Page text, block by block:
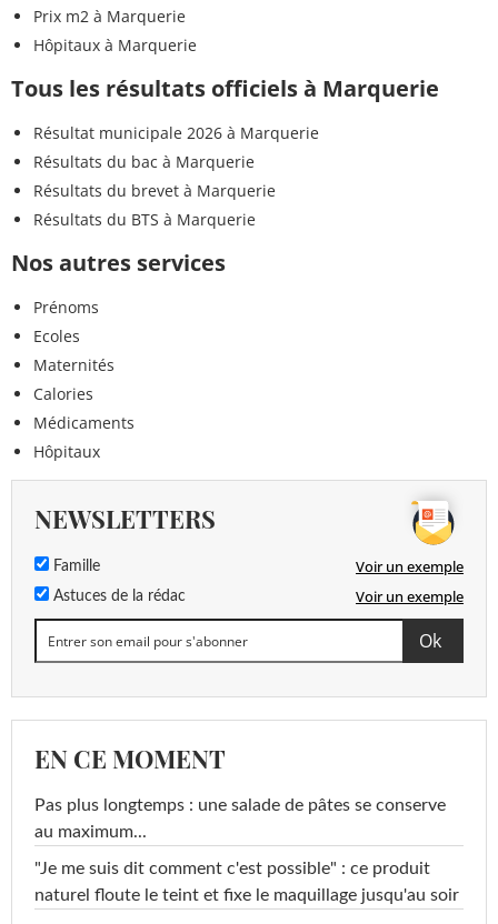
Prix m2 à Marquerie
Hôpitaux à Marquerie
Tous les résultats officiels à Marquerie
Résultat municipale 2026 à Marquerie
Résultats du bac à Marquerie
Résultats du brevet à Marquerie
Résultats du BTS à Marquerie
Nos autres services
Prénoms
Ecoles
Maternités
Calories
Médicaments
Hôpitaux
NEWSLETTERS
Famille Voir un exemple
Astuces de la rédac Voir un exemple
EN CE MOMENT
Pas plus longtemps : une salade de pâtes se conserve
au maximum...
"Je me suis dit comment c'est possible" : ce produit
naturel floute le teint et fixe le maquillage jusqu'au soir